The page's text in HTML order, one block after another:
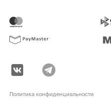
Политика конфиденциальности